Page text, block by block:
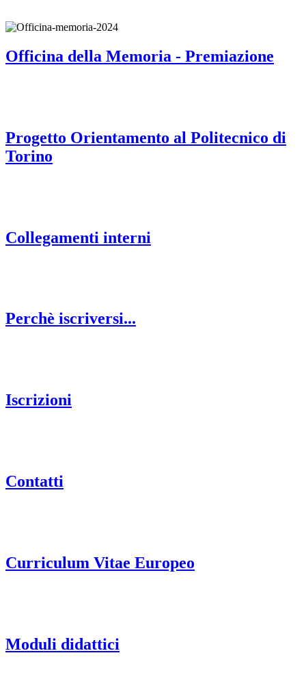
Officina della Memoria - Premiazione
Progetto Orientamento al Politecnico di
Torino
Collegamenti interni
Perchè iscriversi...
Iscrizioni
Contatti
Curriculum Vitae Europeo
Moduli didattici